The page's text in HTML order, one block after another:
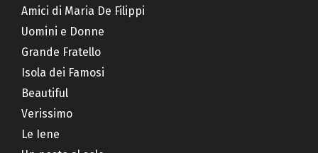
Amici di Maria De Filippi
Uomini e Donne
Grande Fratello
Isola dei Famosi
Beautiful
Verissimo
Le Iene